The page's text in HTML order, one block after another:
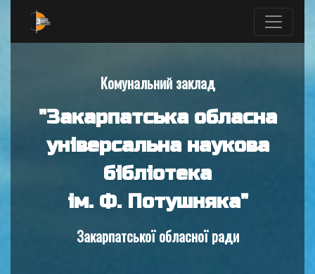
Комунальний заклад
"Закарпатська обласна
універсальна наукова
бібліотека
ім. Ф. Потушняка"
Закарпатської обласної ради